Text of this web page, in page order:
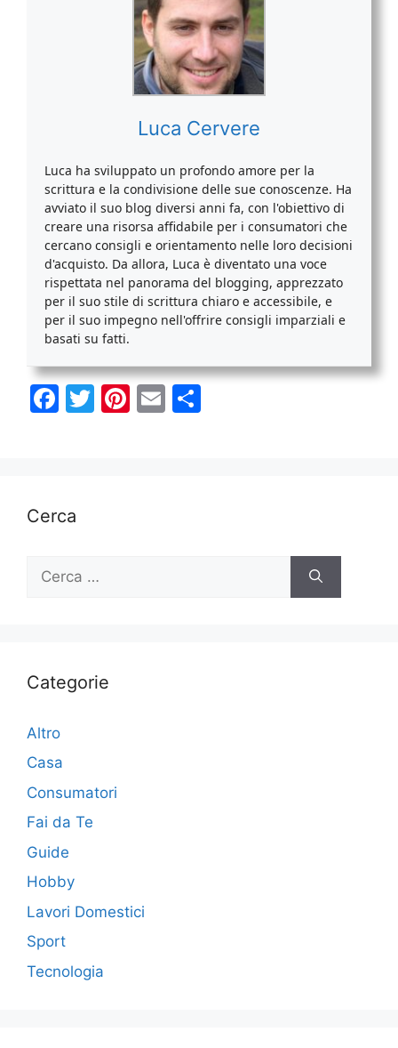
Luca Cervere
Luca ha sviluppato un profondo amore per la
scrittura e la condivisione delle sue conoscenze. Ha
avviato il suo blog diversi anni fa, con l'obiettivo di
creare una risorsa affidabile per i consumatori che
cercano consigli e orientamento nelle loro decisioni
d'acquisto. Da allora, Luca è diventato una voce
rispettata nel panorama del blogging, apprezzato
per il suo stile di scrittura chiaro e accessibile, e
per il suo impegno nell'offrire consigli imparziali e
basati su fatti.
F
b
o
T
Pi E
Cerca
per:
Categorie
Altro
Casa
Consumatori
Fai da Te
Guide
Hobby
Lavori Domestici
Sport
Tecnologia